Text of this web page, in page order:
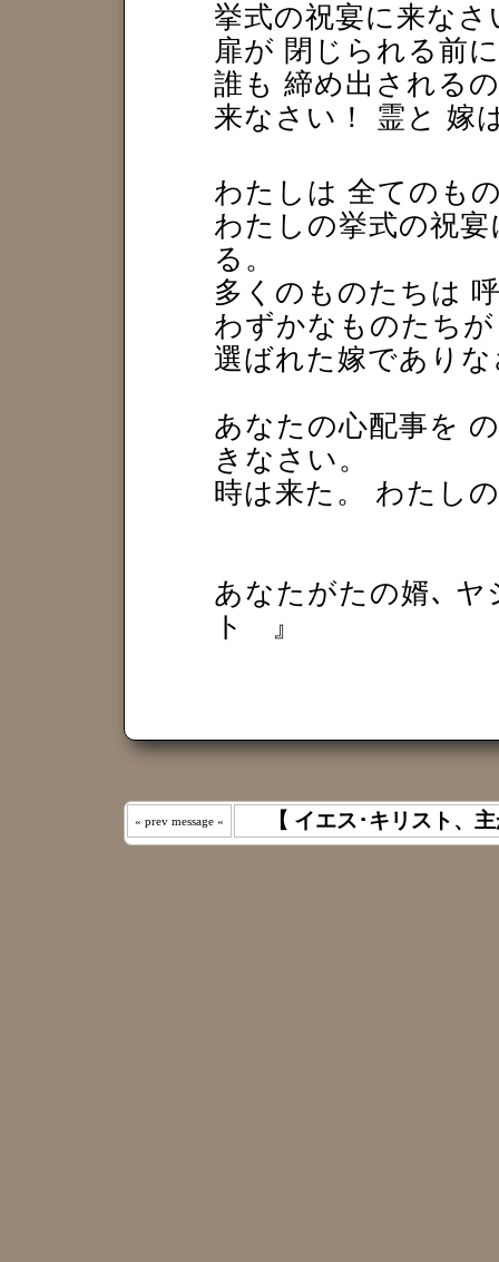
挙式の祝宴に来なさ
扉が 閉じられる前
誰も 締め出される
来なさい！ 霊と 嫁
わたしは 全てのも
わたしの挙式の祝
る。
多くのものたちは
わずかなものたち
選ばれた嫁であり
あなたの心配事を
きなさい。
時は来た。 わたし
あなたがたの婿､
ト
』
« prev message « 【 イエス･キリスト、